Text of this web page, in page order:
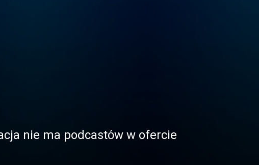
nie ma podcastόw w ofercie